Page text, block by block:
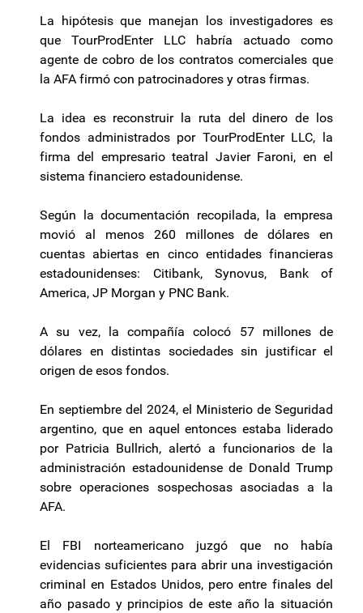
La hipótesis que manejan los investigadores es
que TourProdEnter LLC habría actuado como
agente de cobro de los contratos comerciales que
la AFA firmó con patrocinadores y otras firmas.
La idea es reconstruir la ruta del dinero de los
fondos administrados por TourProdEnter LLC, la
firma del empresario teatral Javier Faroni, en el
sistema financiero estadounidense.
Según la documentación recopilada, la empresa
movió al menos 260 millones de dólares en
cuentas abiertas en cinco entidades financieras
estadounidenses: Citibank, Synovus, Bank of
America, JP Morgan y PNC Bank.
A su vez, la compañía colocó 57 millones de
dólares en distintas sociedades sin justificar el
origen de esos fondos.
En septiembre del 2024, el Ministerio de Seguridad
argentino, que en aquel entonces estaba liderado
por Patricia Bullrich, alertó a funcionarios de la
administración estadounidense de Donald Trump
sobre operaciones sospechosas asociadas a la
AFA.
El FBI norteamericano juzgó que no había
evidencias suficientes para abrir una investigación
criminal en Estados Unidos, pero entre finales del
año pasado y principios de este año la situación